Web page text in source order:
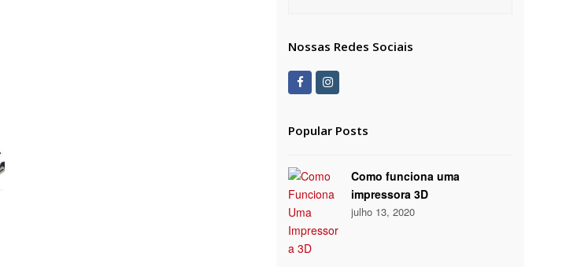
Nossas Redes Sociais
FacebookInstagram
Popular Posts
Como funciona uma
impressora 3D
julho 13, 2020